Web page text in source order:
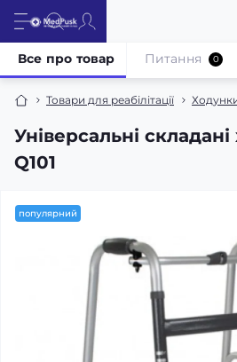
Товари для реабілітації
Універсальні
Q101
Все про товар Питання 0
популярний